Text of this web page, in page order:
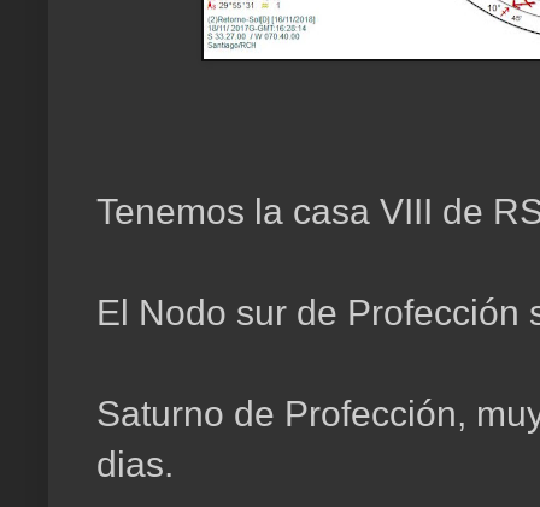
Tenemos la casa VIII de
El Nodo sur de Profección
Saturno de Profección,
dias.